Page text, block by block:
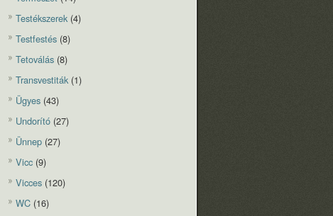
Testékszerek(4)
Testfestés (8)
Tetoválás (8)
Transvestiták(1)
Ügyes (43)
Undorító (27)
Ünnep (27)
Vicc (9)
Vicces (120)
WC (16)